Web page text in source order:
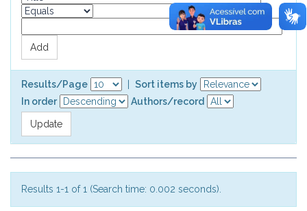
Results/Page
Sort items by
In order
Authors/record
Results 1-1 of 1 (Search time: 0.002 seconds).